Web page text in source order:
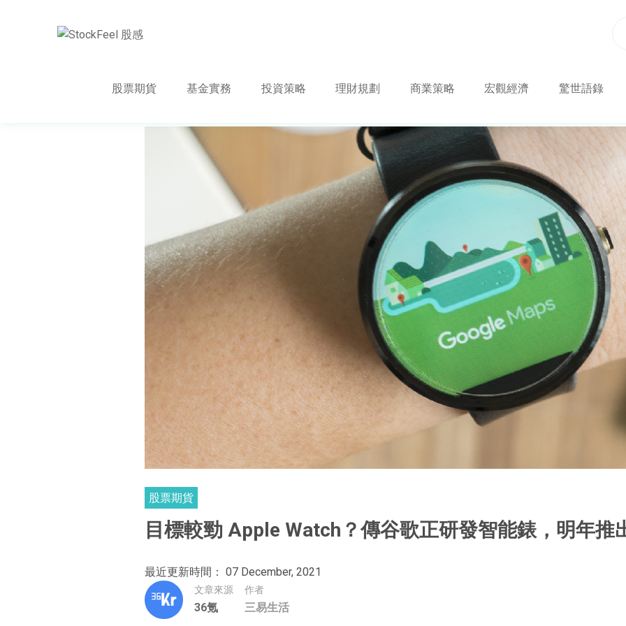
股票期貨 基金實務 投資策略 理財規劃 商業策略 宏觀經濟 驚世語錄
股票期貨
目標較勁 Apple Watch？傳谷歌正研發智能錶，明年推
最近更新時間： 07 December, 2021
文章來源
36氪
作者
三易生活